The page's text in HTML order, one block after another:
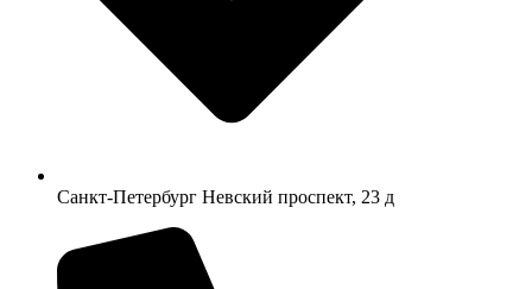
Санкт-Петербург Невский проспект, 23 д